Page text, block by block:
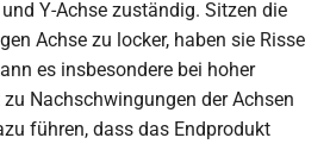
Y-Achse zuständig. Sitzen die
Achse zu locker, haben sie Risse
es insbesondere bei hoher
Nachschwingungen der Achsen
führen, dass das Endprodukt